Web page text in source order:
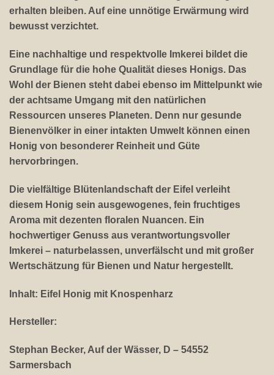
erhalten bleiben. Auf eine unnötige Erwärmung wird
bewusst verzichtet.
Eine nachhaltige und respektvolle Imkerei bildet die
Grundlage für die hohe Qualität dieses Honigs. Das
Wohl der Bienen steht dabei ebenso im Mittelpunkt wie
der achtsame Umgang mit den natürlichen
Ressourcen unseres Planeten. Denn nur gesunde
Bienenvölker in einer intakten Umwelt können einen
Honig von besonderer Reinheit und Güte
hervorbringen.
Die vielfältige Blütenlandschaft der Eifel verleiht
diesem Honig sein ausgewogenes, fein fruchtiges
Aroma mit dezenten floralen Nuancen. Ein
hochwertiger Genuss aus verantwortungsvoller
Imkerei – naturbelassen, unverfälscht und mit großer
Wertschätzung für Bienen und Natur hergestellt.
Inhalt: Eifel Honig mit Knospenharz
Hersteller:
Stephan Becker, Auf der Wässer, D – 54552
Sarmersbach